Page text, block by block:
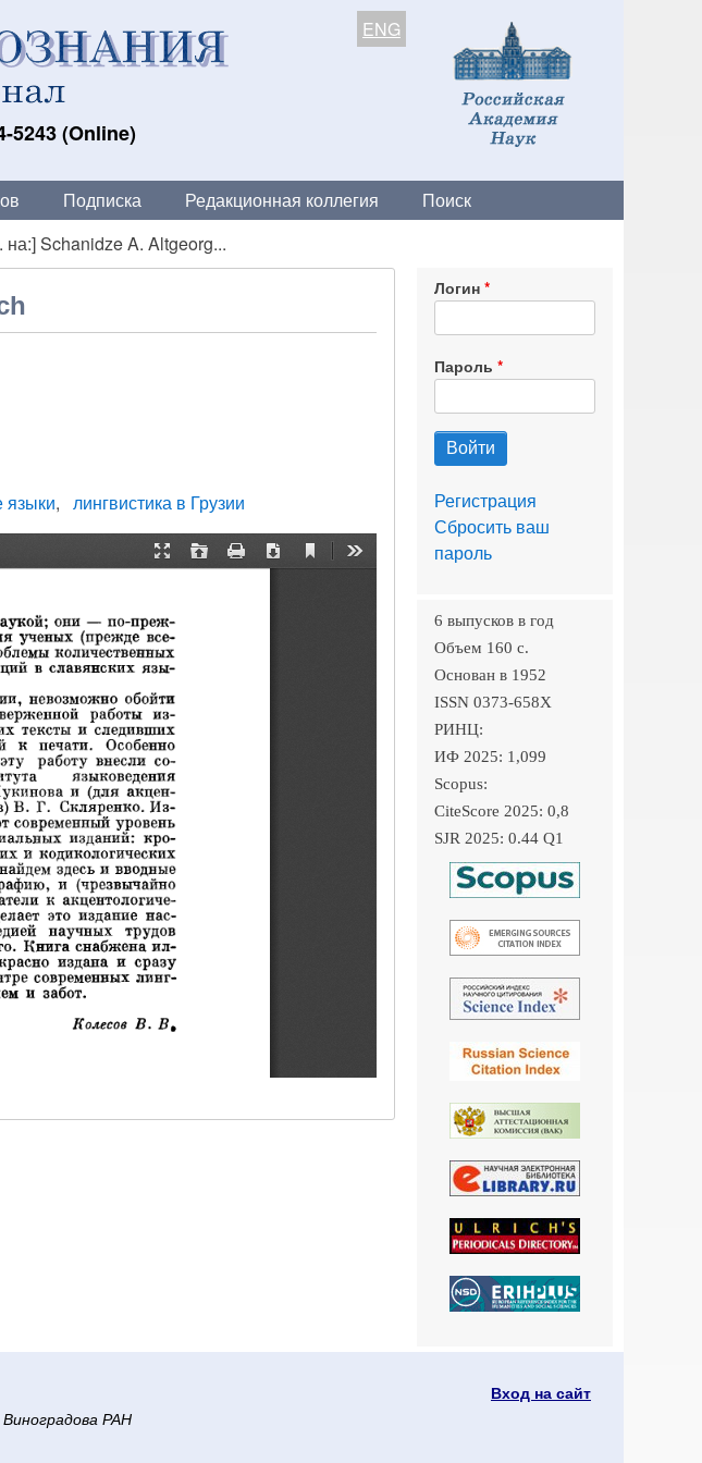
5243 (Online)
ENG
Подписка Редакционная коллегия Поиск
на:] Schanidze A. Altgeorg...
языки лингвистика в Грузии
Логин
Пароль
Регистрация
Сбросить ваш
пароль
6 выпусков в год
Объем 160 c.
Основан в 1952
ISSN 0373-658X
РИНЦ:
ИФ 2025: 1,099
Scopus:
CiteScore 2025: 0,8
SJR 2025: 0.44 Q1
РАН
Вход на сайт